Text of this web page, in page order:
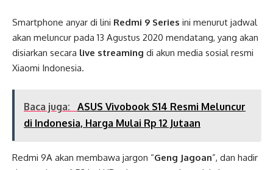
Smartphone anyar di lini Redmi 9 Series ini menurut jadwal
akan meluncur pada 13 Agustus 2020 mendatang, yang akan
disiarkan secara live streaming di akun media sosial resmi
Xiaomi Indonesia.
Baca juga:
ASUS Vivobook S14 Resmi Meluncur
di Indonesia, Harga Mulai Rp 12 Jutaan
Redmi 9A akan membawa jargon “Geng Jagoan”, dan hadir